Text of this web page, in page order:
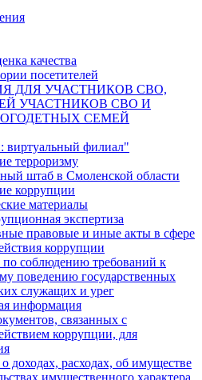
качества
посетителей
ДЛЯ УЧАСТНИКОВ СВО,
УЧАСТНИКОВ СВО И
СЕМЕЙ
виртуальный филиал"
терроризму
штаб в Смоленской области
коррупции
материалы
экспертиза
правовые и иные акты в сфере
коррупции
соблюдению требований к
поведению государственных
служащих и урег
информация
связанных с
коррупции, для
доходах, расходах, об имуществе
имущественного характера